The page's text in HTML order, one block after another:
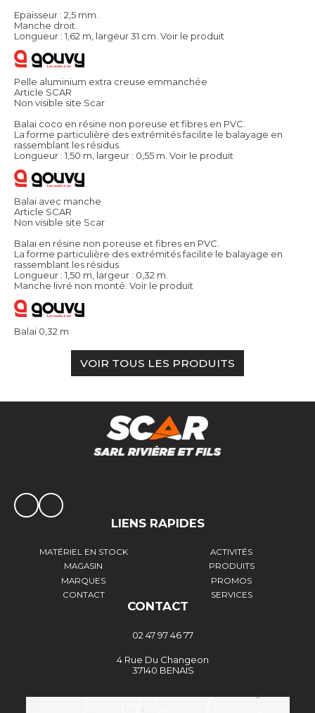
Epaisseur : 2,5 mm.
Manche droit.
Longueur : 1,62 m, largeur 31 cm. Voir le produit
Pelle aluminium extra creuse emmanchée
Article SCAR
Non visible site Scar
Balai coco en résine non poreuse et fibres en PVC.
La forme particulière des extrémités facilite le balayage en
rassemblant les résidus.
Longueur : 1,50 m, largeur : 0,55 m. Voir le produit
Balai avec manche
Article SCAR
Non visible site Scar
Balai en résine non poreuse et fibres en PVC.
La forme particulière des extrémités facilite le balayage en
rassemblant les résidus.
Longueur : 1,50 m, largeur : 0,32 m.
Manche livré non monté. Voir le produit
Balai 0,32 m
VOIR TOUS LES PRODUITS
LIENS RAPIDES
MATÉRIEL EN STOCK
ACTIVITÉS
MAGASIN
PRODUITS
MARQUES
PROMOS
CONTACT
SERVICES
CONTACT
02 47 97 46 77
4 Rue Du Changeon
37140 BENAIS